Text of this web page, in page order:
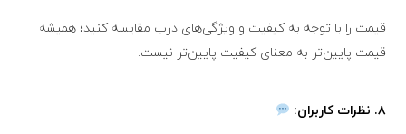
قیمت‌ را با توجه به کیفیت و ویژگی‌های درب مقایسه کنید؛ همیشه
قیمت پایین‌تر به معنای کیفیت پایین‌تر نیست.
۸. نظرات کاربران: